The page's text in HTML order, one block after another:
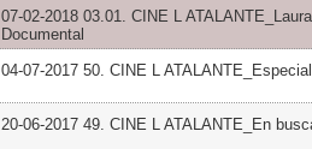
07-02-2018 03.01. CINE L
Documental
04-07-2017 50. CINE L
20-06-2017 49. CINE L ATALANTE_En